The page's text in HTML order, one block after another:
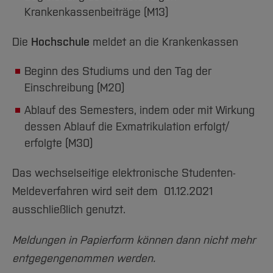
Forschung und Projekte
Team
Service
Studiengänge
Aktuelles
Forschung und Entwicklung
International
Team
Service
Amtliche Bekanntmachungen
BO Shop
Familiengerechte Hochschule
Diskriminierungsfreie Hochschule
Vertretungen
Wahlen
Hochschulbibliothek
Medienzentrum
qed-Stiftung
Zentrale Studienberatung
Krankenkassenbeiträge (M13)
Die Hochschule meldet an die Krankenkassen
Beginn des Studiums und den Tag der
Einschreibung (M20)
Ablauf des Semesters, indem oder mit Wirkung
dessen Ablauf die Exmatrikulation erfolgt/
erfolgte (M30)
Das wechselseitige elektronische Studenten-
Meldeverfahren wird seit dem 01.12.2021
ausschließlich genutzt.
Meldungen in Papierform können dann nicht mehr
entgegengenommen werden.